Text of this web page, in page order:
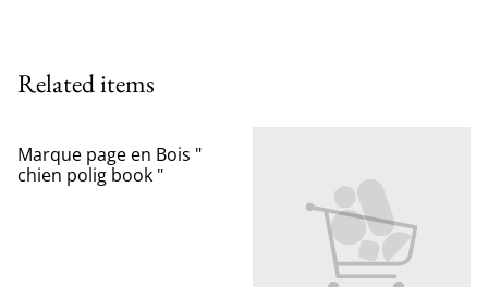
Related items
Marque page en Bois "
chien polig book "